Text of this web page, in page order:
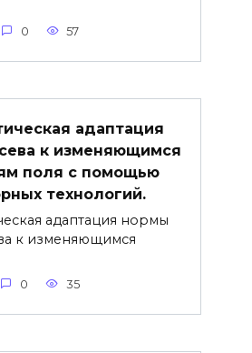
0 57
адаптация
к изменяющимся
поля с помощью
технологий.
адаптация нормы
к изменяющимся
0 35